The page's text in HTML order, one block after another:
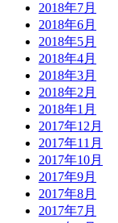
2018年7月
2018年6月
2018年5月
2018年4月
2018年3月
2018年2月
2018年1月
2017年12月
2017年11月
2017年10月
2017年9月
2017年8月
2017年7月